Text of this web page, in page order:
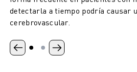
detectarla a tiempo podría causar
cerebrovascular.